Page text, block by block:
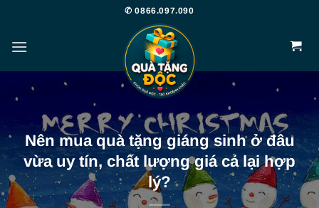
nội
✆ 0866.097.090
Nên mua quà tặng giáng sinh ở đâu
vừa uy tín, chất lượng giá cả lại hợp
lý?